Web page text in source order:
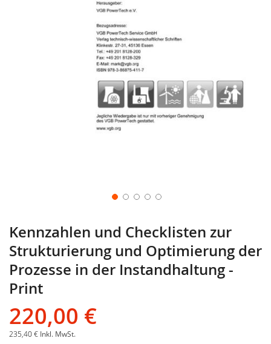
Kennzahlen und Checklisten zur
Strukturierung und Optimierung der
Prozesse in der Instandhaltung -
Print
220,00 €
235,40 € Inkl. MwSt.